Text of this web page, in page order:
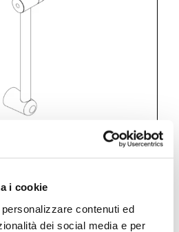
i cookie
contenuti ed
dei social media e per
shower